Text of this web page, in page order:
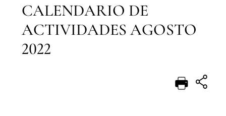
POLSKI
CALENDARIO DE
ACTIVIDADES AGOSTO
2022